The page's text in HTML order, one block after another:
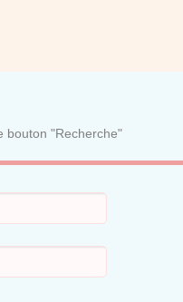
bouton "Recherche"